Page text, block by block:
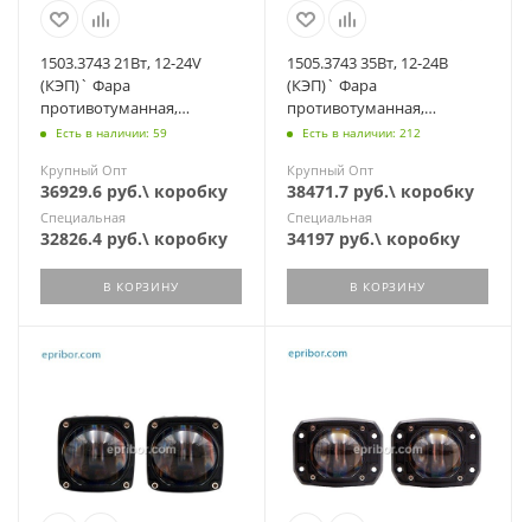
1503.3743 21Вт, 12-24V
(КЭП)` Фара
противотуманная,
прямоуг., светодиодная,
Есть в наличии: 59
Крупный Опт
36929.6 руб.\ коробку
Специальная
32826.4 руб.\ коробку
В КОРЗИНУ
1505.3743 35Вт, 12-24В
(КЭП)` Фара
противотуманная,
прямоугольная,
5CREE
Есть в наличии: 212
Крупный Опт
38471.7 руб.\ коробку
Специальная
34197 руб.\ коробку
В КОРЗИНУ